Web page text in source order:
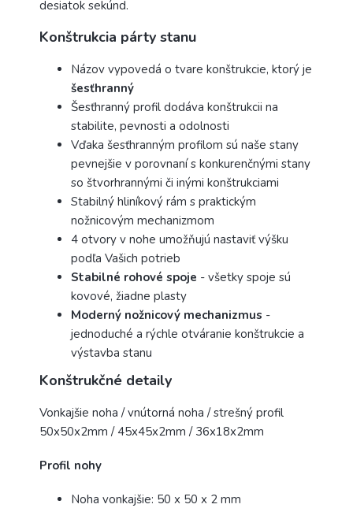
desiatok sekúnd.
Konštrukcia párty stanu
Názov vypovedá o tvare konštrukcie, ktorý je
šesťhranný
Šesťhranný profil dodáva konštrukcii na
stabilite, pevnosti a odolnosti
Vďaka šesťhranným profilom sú naše stany
pevnejšie v porovnaní s konkurenčnými stany
so štvorhrannými či inými konštrukciami
Stabilný hliníkový rám s praktickým
nožnicovým mechanizmom
4 otvory v nohe umožňujú nastaviť výšku
podľa Vašich potrieb
Stabilné rohové spoje - všetky spoje sú
kovové, žiadne plasty
Moderný nožnicový mechanizmus -
jednoduché a rýchle otváranie konštrukcie a
výstavba stanu
Konštrukčné detaily
Vonkajšie noha / vnútorná noha / strešný profil
50x50x2mm / 45x45x2mm / 36x18x2mm
Profil nohy
Noha vonkajšie: 50 x 50 x 2 mm